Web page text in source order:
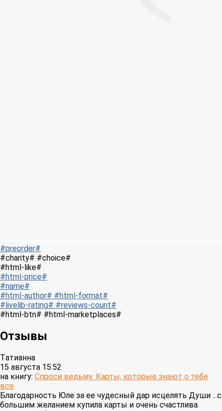
#preorder#
#charity# #choice#
#html-like#
#html-price#
#name#
#html-author# #html-format#
#livelib-rating# #reviews-count#
#html-btn# #html-marketplaces#
Отзывы
Tатианна
15 августа 15:52
на книгу: Спроси ведьму. Карты, которые знают о тебе
все
Благодарность Юле за ее чудесный дар исцелять Души ...с
большим желанием купила карты и очень счастлива